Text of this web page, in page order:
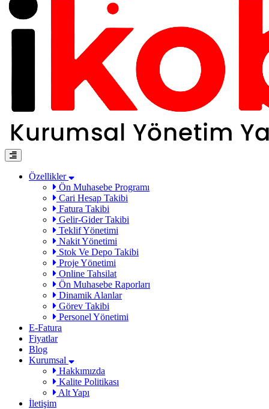
Özellikler
Ön Muhasebe Programı
Cari Hesap Takibi
Fatura Takibi
Gelir-Gider Takibi
Teklif Yönetimi
Nakit Yönetimi
Stok Ve Depo Takibi
Proje Yönetimi
Online Tahsilat
Ön Muhasebe Raporları
Dinamik Alanlar
Görev Takibi
Personel Yönetimi
E-Fatura
Fiyatlar
Blog
Kurumsal
Hakkımızda
Kalite Politikası
Alt Yapı
İletişim